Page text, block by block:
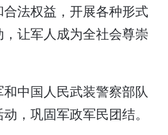
法权益，开展各种形式
让军人成为全社会尊崇
中国人民武装警察部队
，巩固军政军民团结。